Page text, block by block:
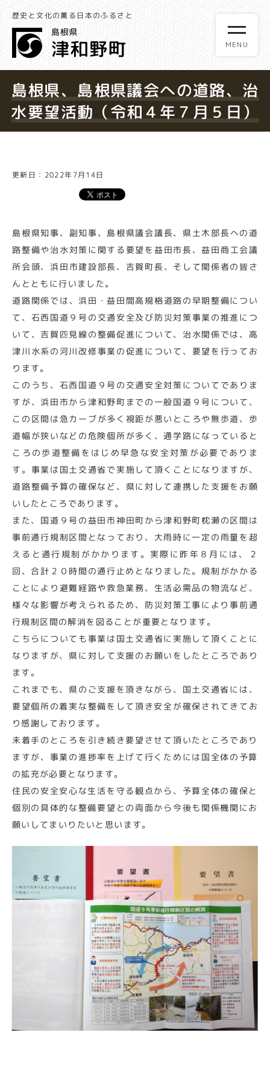
歴史と文化の薫る日本のふるさと
島根県、島根県議会への道路、治
水要望活動（令和４年７月５日）
更新日：2022年7月14日
島根県知事、副知事、島根県議会議長、県土木部長への道
路整備や治水対策に関する要望を益田市長、益田商工会議
所会頭、浜田市建設部長、吉賀町長、そして関係者の皆さ
んとともに行いました。
道路関係では、浜田・益田間高規格道路の早期整備につい
て、石西国道９号の交通安全及び防災対策事業の推進につ
いて、吉賀匹見線の整備促進について、治水関係では、高
津川水系の河川改修事業の促進について、要望を行ってお
ります。
このうち、石西国道９号の交通安全対策についてでありま
すが、浜田市から津和野町までの一般国道９号について、
この区間は急カーブが多く視距が悪いところや無歩道、歩
道幅が狭いなどの危険個所が多く、通学路になっていると
ころの歩道整備をはじめ早急な安全対策が必要でありま
す。事業は国土交通省で実施して頂くことになりますが、
道路整備予算の確保など、県に対して連携した支援をお願
いしたところであります。
また、国道９号の益田市神田町から津和野町枕瀬の区間は
事前通行規制区間となっており、大雨時に一定の雨量を超
えると通行規制がかかります。実際に昨年８月には、２
回、合計２０時間の通行止めとなりました。規制がかかる
ことにより避難経路や救急業務、生活必需品の物流など、
様々な影響が考えられるため、防災対策工事により事前通
行規制区間の解消を図ることが重要となります。
こちらについても事業は国土交通省に実施して頂くことに
なりますが、県に対して支援のお願いをしたところであり
ます。
これまでも、県のご支援を頂きながら、国土交通省には、
要望個所の着実な整備をして頂き安全が確保されてきてお
り感謝しております。
未着手のところを引き続き要望させて頂いたところであり
ますが、事業の進捗率を上げて行くためには国全体の予算
の拡充が必要となります。
住民の安全安心な生活を守る観点から、予算全体の確保と
個別の具体的な整備要望との両面から今後も関係機関にお
願いしてまいりたいと思います。